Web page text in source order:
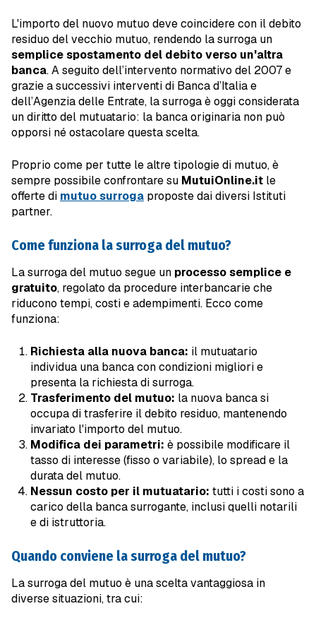
L'importo del nuovo mutuo deve coincidere con il debito
residuo del vecchio mutuo, rendendo la surroga un
semplice spostamento del debito verso un'altra
banca. A seguito dell’intervento normativo del 2007 e
grazie a successivi interventi di Banca d’Italia e
dell’Agenzia delle Entrate, la surroga è oggi considerata
un diritto del mutuatario: la banca originaria non può
opporsi né ostacolare questa scelta.
Proprio come per tutte le altre tipologie di mutuo, è
sempre possibile confrontare su MutuiOnline.it le
offerte di mutuo surroga proposte dai diversi Istituti
partner.
Come funziona la surroga del mutuo?
La surroga del mutuo segue un processo semplice e
gratuito, regolato da procedure interbancarie che
riducono tempi, costi e adempimenti. Ecco come
funziona:
Richiesta alla nuova banca: il mutuatario
individua una banca con condizioni migliori e
presenta la richiesta di surroga.
Trasferimento del mutuo: la nuova banca si
occupa di trasferire il debito residuo, mantenendo
invariato l'importo del mutuo.
Modifica dei parametri: è possibile modificare il
tasso di interesse (fisso o variabile), lo spread e la
durata del mutuo.
Nessun costo per il mutuatario: tutti i costi sono a
carico della banca surrogante, inclusi quelli notarili
e di istruttoria.
Quando conviene la surroga del mutuo?
La surroga del mutuo è una scelta vantaggiosa in
diverse situazioni, tra cui: